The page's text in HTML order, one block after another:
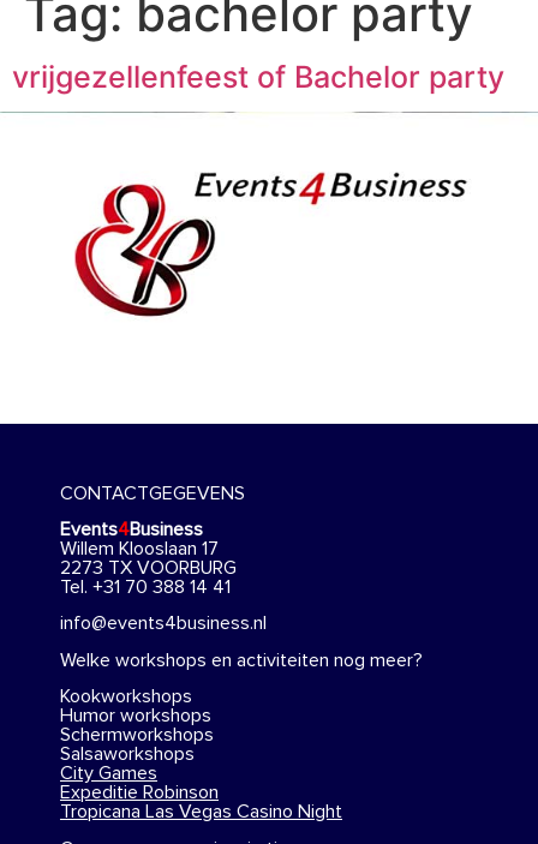
Tag: bachelor party
vrijgezellenfeest of Bachelor party
CONTACTGEGEVENS
Events4Business
Willem Klooslaan 17
2273 TX VOORBURG
Tel. +31 70 388 14 41
info@events4business.nl
Welke workshops en activiteiten nog meer?
Kookworkshops
Humor workshops
Schermworkshops
Salsaworkshops
City Games
Expeditie Robinson
Tropicana Las Vegas Casino Night